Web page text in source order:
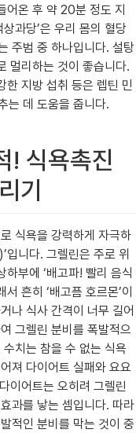
어온 후 약 20분 정도 지
과당’은 우리 몸의 혈당
주범 중 하나입니다. 설탕
멀리하는 것이 좋습니다.
한 지방 섭취 등은 렙틴 민
는 데 도움을 줍니다.
! 식욕촉진
기
식욕을 강력하게 자극하
입니다. 그렐린은 주로 위
부에 ‘배고파! 빨리 음식
흔히 ‘배고픔 호르몬’이
나 식사 간격이 너무 길어
그렐린 분비를 폭발적으
치는 참을 수 없는 식욕
져 다이어트 실패와 요요
이어트는 오히려 그렐린
과를 낳는 셈입니다. 따라
적인 분비를 막는 것이 중